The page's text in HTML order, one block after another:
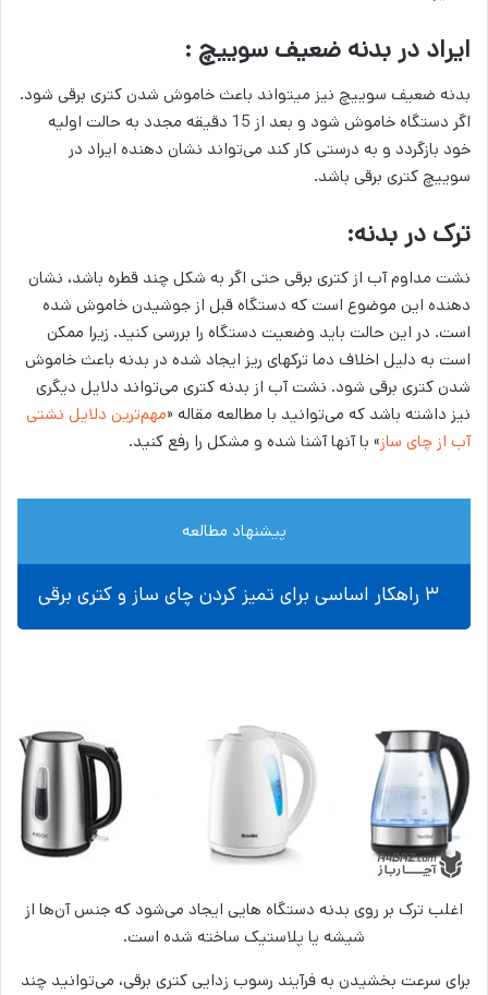
ایراد در بدنه ضعیف سوییچ :
بدنه ضعیف سوییچ نیز می­تواند باعث خاموش شدن کتری برقی شود.
اگر دستگاه خاموش شود و بعد از 15 دقیقه مجدد به حالت اولیه
خود بازگردد و به درستی کار کند می‌­تواند نشان دهنده ایراد در
سوییچ کتری برقی باشد.
ترک در بدنه:
نشت مداوم آب از کتری برقی حتی اگر به شکل چند قطره باشد، نشان
دهنده این موضوع است که دستگاه قبل از جوشیدن خاموش شده
است. در این حالت باید وضعیت دستگاه را بررسی کنید. زیرا ممکن
است به دلیل اخلاف دما ترک­های ریز ایجاد شده در بدنه باعث خاموش
شدن کتری برقی شود. نشت آب از بدنه کتری می‌تواند دلایل دیگری
نیز داشته باشد که می‌توانید با مطالعه مقاله «مهم‌ترین دلایل نشتی
آب از چای ساز» با آنها آشنا شده و مشکل را رفع کنید.
پیشنهاد مطالعه
۳ راهکار اساسی برای تمیز کردن چای ساز و کتری برقی
اغلب ترک بر روی بدنه دستگاه هایی ایجاد می­‌شود که جنس آن‌ها از
شیشه یا پلاستیک ساخته شده است.
برای سرعت بخشیدن به فرآیند رسوب زدایی کتری برقی، می­‌توانید چند